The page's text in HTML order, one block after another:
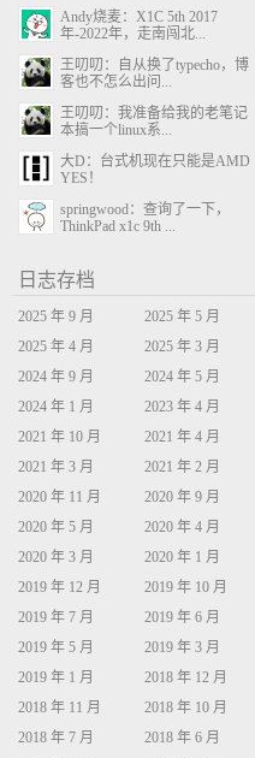
Andy烧麦：X1C 5th 2017
年-2022年，走南闯北...
王叨叨：自从换了typecho，博
客也不怎么出问...
王叨叨：我准备给我的老笔记
本搞一个linux系...
大D：台式机现在只能是AMD
YES！
springwood：查询了一下，
ThinkPad x1c 9th ...
日志存档
2025 年 9 月
2025 年 5 月
2025 年 4 月
2025 年 3 月
2024 年 9 月
2024 年 5 月
2024 年 1 月
2023 年 4 月
2021 年 10 月
2021 年 4 月
2021 年 3 月
2021 年 2 月
2020 年 11 月
2020 年 9 月
2020 年 5 月
2020 年 4 月
2020 年 3 月
2020 年 1 月
2019 年 12 月
2019 年 10 月
2019 年 7 月
2019 年 6 月
2019 年 5 月
2019 年 3 月
2019 年 1 月
2018 年 12 月
2018 年 11 月
2018 年 10 月
2018 年 7 月
2018 年 6 月